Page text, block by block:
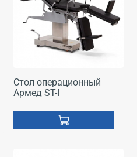
Стол операционный
Армед ST-I